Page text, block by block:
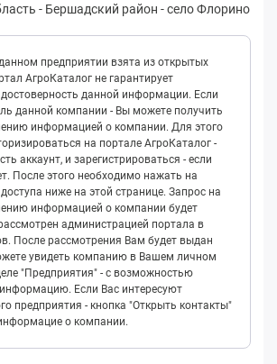
- Бершадский район -село Флорино
предприятии взята из открытых
АгроКаталог не гарантирует
данной информации. Если
данной компании - Вы можете получить
информацией о компании. Для этого
на портале АгроКаталог -
аккаунт, и зарегистрироваться - если
После этого необходимо нажать на
ниже на этой странице. Запрос на
информацией о компании будет
администрацией портала в
После рассмотрения Вам будет выдан
увидеть компанию в Вашем личном
"Предприятия" - с возможностью
Если Вас интересуют
предприятия - кнопка "Открыть контакты"
о компании.